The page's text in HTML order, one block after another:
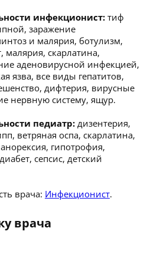
инфекционист: тиф
заражение
и малярия, ботулизм,
малярия, скарлатина,
аденовирусной инфекцией,
язва, все виды гепатитов,
дифтерия, вирусные
нервную систему, ящур.
педиатр: дизентерия,
ветряная оспа, скарлатина,
гипотрофия,
сепсис, детский
врача: Инфекционист.
врача